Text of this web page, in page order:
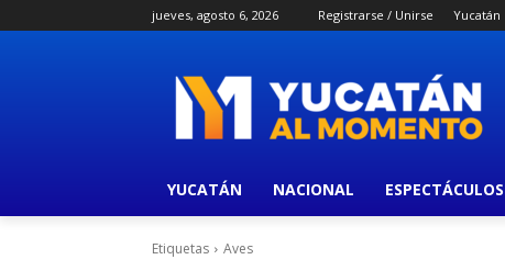
jueves, agosto 6, 2026 Registrarse / Unirse Yucatán
YUCATÁN NACIONAL ESPECTÁCULOS
Etiquetas Aves